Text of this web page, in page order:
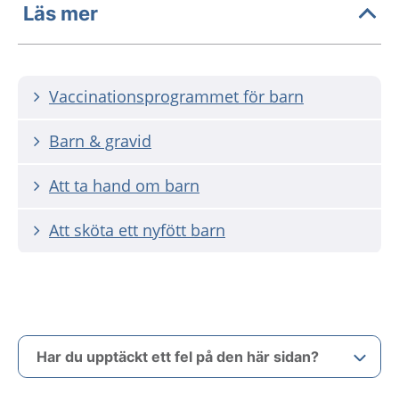
Läs mer
Vaccinationsprogrammet för barn
Barn & gravid
Att ta hand om barn
Att sköta ett nyfött barn
Har du upptäckt ett fel på den här sidan?